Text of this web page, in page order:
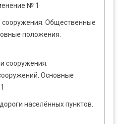
№ 1
Общественные
положения.
сооружения.
Основные
населённых пунктов.